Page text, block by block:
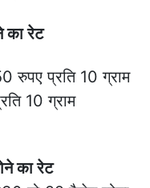
10 ग्राम है.
का रेट
तो 22 कैरेट सोना